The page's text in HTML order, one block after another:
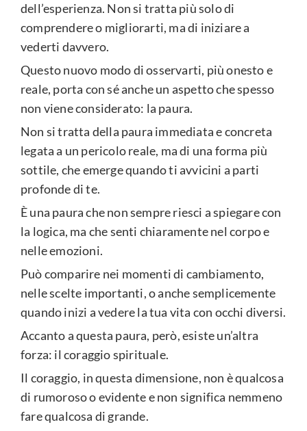
dell’esperienza. Non si tratta più solo di
comprendere o migliorarti, ma di iniziare a
vederti davvero.
Questo nuovo modo di osservarti, più onesto e
reale, porta con sé anche un aspetto che spesso
non viene considerato: la paura.
Non si tratta della paura immediata e concreta
legata a un pericolo reale, ma di una forma più
sottile, che emerge quando ti avvicini a parti
profonde di te.
È una paura che non sempre riesci a spiegare con
la logica, ma che senti chiaramente nel corpo e
nelle emozioni.
Può comparire nei momenti di cambiamento,
nelle scelte importanti, o anche semplicemente
quando inizi a vedere la tua vita con occhi diversi.
Accanto a questa paura, però, esiste un’altra
forza: il coraggio spirituale.
Il coraggio, in questa dimensione, non è qualcosa
di rumoroso o evidente e non significa nemmeno
fare qualcosa di grande.